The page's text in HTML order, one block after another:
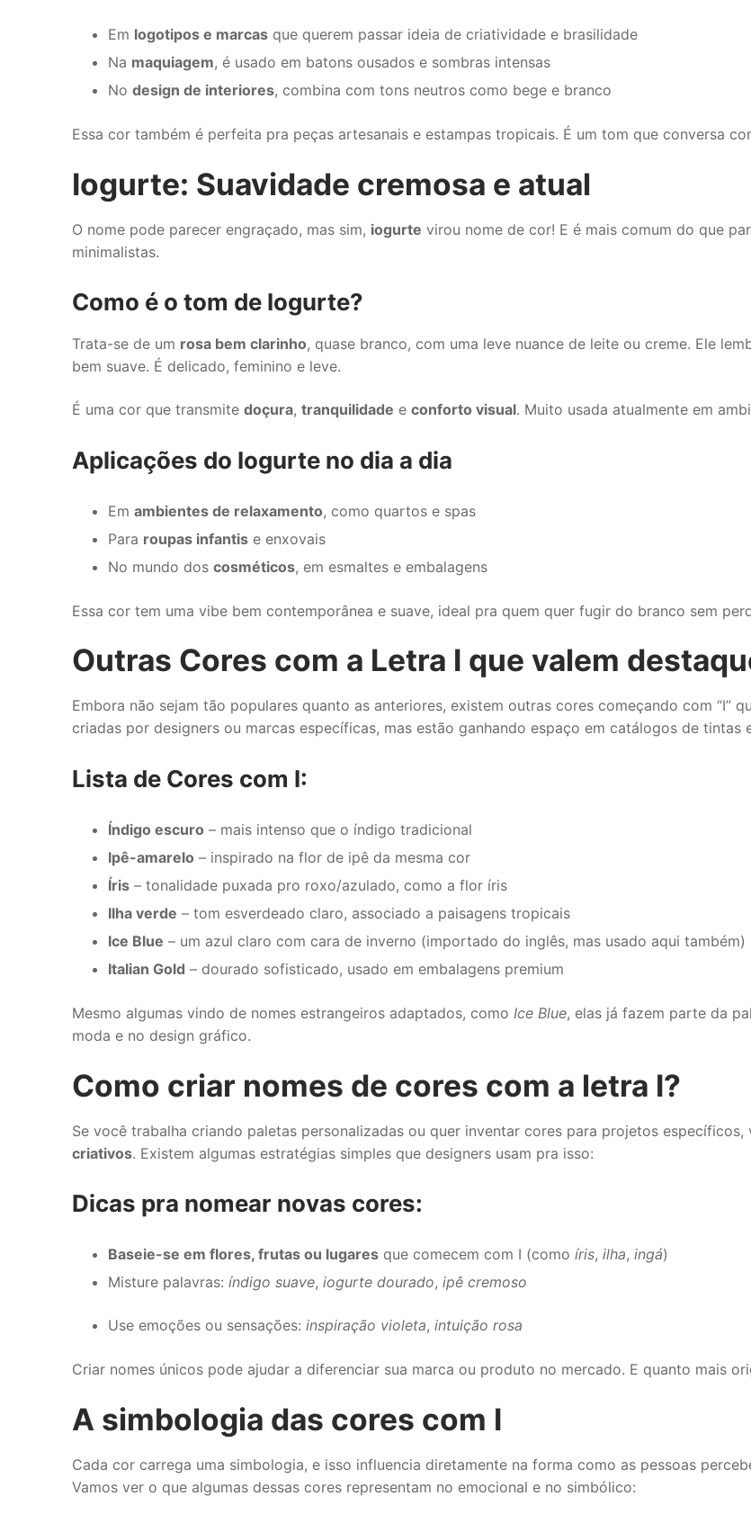
Em logotipos e marcas que querem passar ideia de criatividade e brasilidade
Na maquiagem, é usado em batons ousados e sombras intensas
No design de interiores, combina com tons neutros como bege e branco
Essa cor também é perfeita pra peças artesanais e estampas tropicais. É um tom que conversa
Iogurte: Suavidade cremosa e atual
O nome pode parecer engraçado, mas sim, iogurte virou nome de cor! E é mais comum do que
minimalistas.
Como é o tom de Iogurte?
Trata-se de um rosa bem clarinho, quase branco, com uma leve nuance de leite ou creme. Ele
bem suave. É delicado, feminino e leve.
É uma cor que transmite doçura, tranquilidade e conforto visual. Muito usada atualmente em
Aplicações do Iogurte no dia a dia
Em ambientes de relaxamento, como quartos e spas
Para roupas infantis e enxovais
No mundo dos cosméticos, em esmaltes e embalagens
Essa cor tem uma vibe bem contemporânea e suave, ideal pra quem quer fugir do branco sem
Outras Cores com a Letra I que valem
Embora não sejam tão populares quanto as anteriores, existem outras cores começando com “I”
criadas por designers ou marcas específicas, mas estão ganhando espaço em catálogos de tintas
Lista de Cores com I:
Índigo escuro – mais intenso que o índigo tradicional
Ipê-amarelo – inspirado na flor de ipê da mesma cor
Íris – tonalidade puxada pro roxo/azulado, como a flor íris
Ilha verde – tom esverdeado claro, associado a paisagens tropicais
Ice Blue – um azul claro com cara de inverno (importado do inglês, mas usado aqui também)
Italian Gold – dourado sofisticado, usado em embalagens premium
Mesmo algumas vindo de nomes estrangeiros adaptados, como Ice Blue, elas já fazem parte da
moda e no design gráfico.
Como criar nomes de cores com a letra I?
Se você trabalha criando paletas personalizadas ou quer inventar cores para projetos específicos,
criativos. Existem algumas estratégias simples que designers usam pra isso:
Dicas pra nomear novas cores:
Baseie-se em flores, frutas ou lugares que comecem com I (como íris, ilha, ingá)
Misture palavras: índigo suave, iogurte dourado, ipê cremoso
Use emoções ou sensações: inspiração violeta, intuição rosa
Criar nomes únicos pode ajudar a diferenciar sua marca ou produto no mercado. E quanto mais
A simbologia das cores com I
Cada cor carrega uma simbologia, e isso influencia diretamente na forma como as pessoas
Vamos ver o que algumas dessas cores representam no emocional e no simbólico: